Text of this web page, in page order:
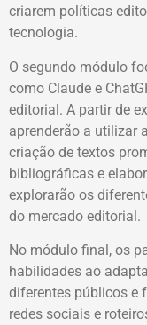
criarem políticas
tecnologia.
O segundo módulo
como Claude e
editorial. A partir de
aprenderão a utilizar
criação de textos
bibliográficas e
explorarão os
do mercado editorial.
No módulo final, os
habilidades ao
diferentes públicos e
redes sociais e